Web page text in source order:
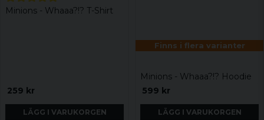
Minions - Whaaa?!? T-Shirt
259 kr
LÄGG I VARUKORGEN
Finns i flera varianter
Minions - Whaaa?!? Hoodie
599 kr
LÄGG I VARUKORGEN